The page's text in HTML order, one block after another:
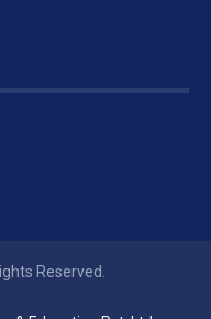
Reserved.